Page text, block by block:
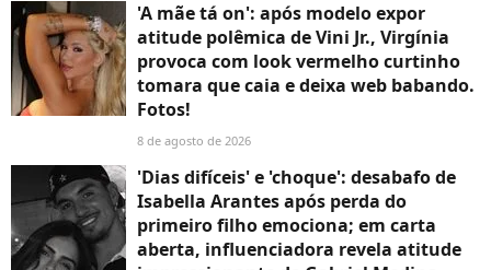
'A mãe tá on': após modelo expor
atitude polêmica de Vini Jr., Virgínia
provoca com look vermelho curtinho
tomara que caia e deixa web babando.
Fotos!
8 de agosto de 2026
'Dias difíceis' e 'choque': desabafo de
Isabella Arantes após perda do
primeiro filho emociona; em carta
aberta, influenciadora revela atitude